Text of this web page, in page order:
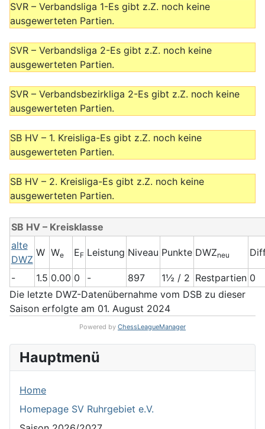
SVR – Verbandsliga 1-Es gibt z.Z. noch keine
ausgewerteten Partien.
SVR – Verbandsliga 2-Es gibt z.Z. noch keine
ausgewerteten Partien.
SVR – Verbandsbezirkliga 2-Es gibt z.Z. noch keine
ausgewerteten Partien.
SB HV – 1. Kreisliga-Es gibt z.Z. noch keine
ausgewerteten Partien.
SB HV – 2. Kreisliga-Es gibt z.Z. noch keine
ausgewerteten Partien.
SB HV – Kreisklasse
alte
DWZ
W We EF Leistung Niveau Punkte DWZneu
- 1.5 0.00 0 - 897 1½ / 2 Restpartien 0
Die letzte DWZ-Datenübernahme vom DSB zu dieser
Saison erfolgte am 01. August 2024
Powered by ChessLeagueManager
Hauptmenü
Home
Homepage SV Ruhrgebiet e.V.